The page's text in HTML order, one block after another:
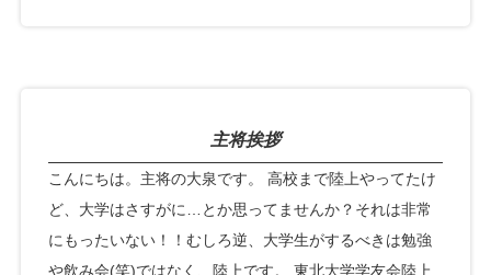
主将挨拶
こんにちは。主将の大泉です。 高校まで陸上やってたけ
ど、大学はさすがに…とか思ってませんか？それは非常
にもったいない！！むしろ逆、大学生がするべきは勉強
や飲み会(笑)ではなく、陸上です。 東北大学学友会陸上